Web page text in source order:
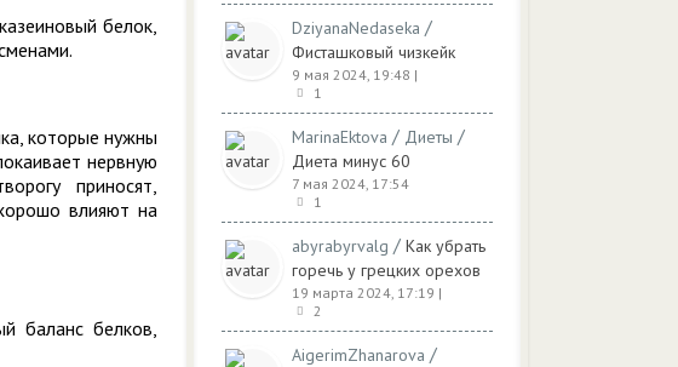
белок,
которые нужны
нервную
приносят,
влияют на
баланс белков,
DziyanaNedaseka /
Фисташковый чизкейк
9 мая 2024, 19:48 |
1
MarinaEktova / Диеты /
Диета минус 60
7 мая 2024, 17:54
1
abyrabyrvalg / Как убрать
горечь у грецких орехов
19 марта 2024, 17:19 |
2
AigerimZhanarova /